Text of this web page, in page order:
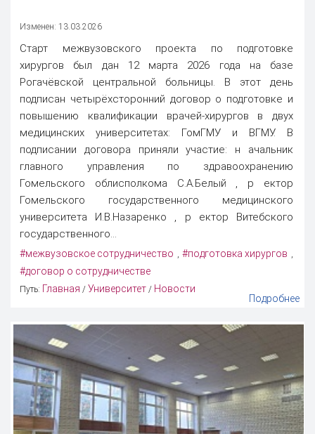
Изменен: 13.03.2026
Старт межвузовского проекта по подготовке
хирургов был дан 12 марта 2026 года на базе
Рогачёвской центральной больницы. В этот день
подписан четырёхсторонний договор о подготовке и
повышению квалификации врачей-хирургов в двух
медицинских университетах: ГомГМУ и ВГМУ. В
подписании договора приняли участие: н ачальник
главного управления по здравоохранению
Гомельского облисполкома С.А.Белый , р ектор
Гомельского государственного медицинского
университета И.В.Назаренко , р ектор Витебского
государственного...
#межвузовское сотрудничество ,#подготовка хирургов ,
#договор о сотрудничестве
Путь: Главная / Университет / Новости
Подробнее